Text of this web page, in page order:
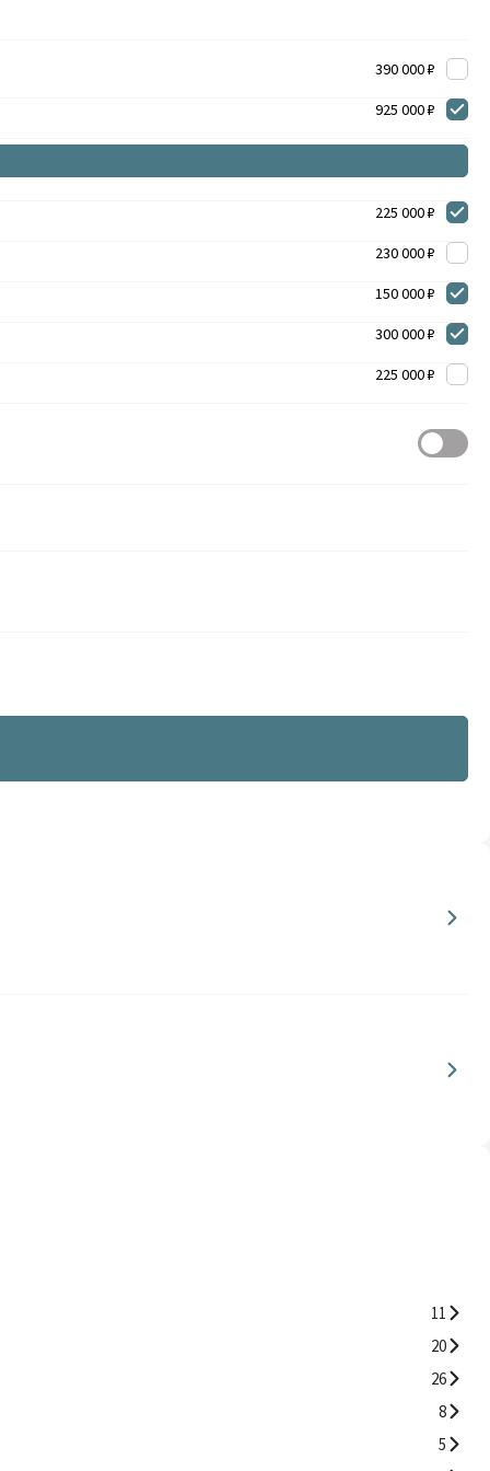
390 000 ₽
925 000 ₽
225 000 ₽
230 000 ₽
150 000 ₽
300 000 ₽
225 000 ₽
11
20
26
8
5